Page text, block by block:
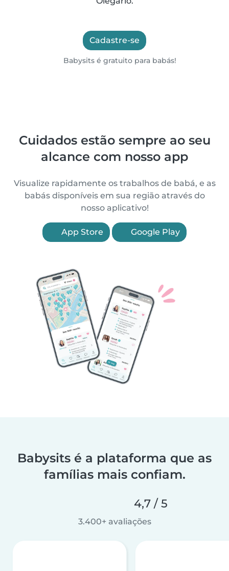
Cadastre-se
Babysits é gratuito para babás!
Cuidados estão sempre ao seu
alcance com nosso app
Visualize rapidamente os trabalhos de babá, e as
babás disponíveis em sua região através do
nosso aplicativo!
App Store Google Play
Babysits é a plataforma que as
famílias mais confiam.
4,7 / 5
3.400+ avaliações